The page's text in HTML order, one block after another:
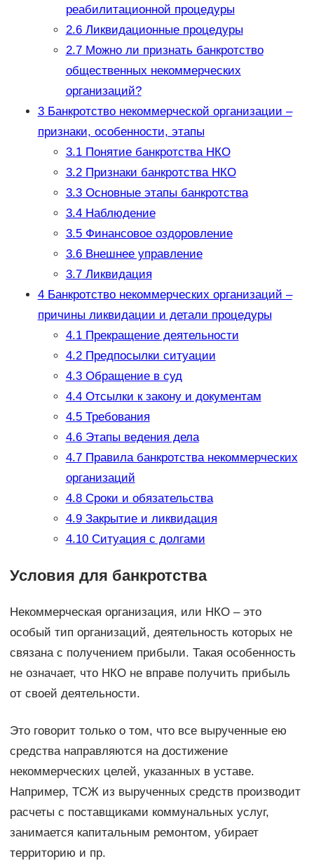
реабилитационной процедуры
2.6Ликвидационные процедуры
2.7Можно ли признать банкротство
общественных некоммерческих
организаций?
3Банкротство некоммерческой организации –
признаки, особенности, этапы
3.1Понятие банкротства НКО
3.2Признаки банкротства НКО
3.3Основные этапы банкротства
3.4Наблюдение
3.5Финансовое оздоровление
3.6Внешнее управление
3.7Ликвидация
4Банкротство некоммерческих организаций –
причины ликвидации и детали процедуры
4.1Прекращение деятельности
4.2Предпосылки ситуации
4.3Обращение в суд
4.4Отсылки к закону и документам
4.5Требования
4.6Этапы ведения дела
4.7Правила банкротства некоммерческих
организаций
4.8Сроки и обязательства
4.9Закрытие и ликвидация
4.10Ситуация с долгами
Условия для банкротства
Некоммерческая организация, или НКО – это
особый тип организаций, деятельность которых не
связана с получением прибыли. Такая особенность
не означает, что НКО не вправе получить прибыль
от своей деятельности.
Это говорит только о том, что все вырученные ею
средства направляются на достижение
некоммерческих целей, указанных в уставе.
Например, ТСЖ из вырученных средств производит
расчеты с поставщиками коммунальных услуг,
занимается капитальным ремонтом, убирает
территорию и пр.